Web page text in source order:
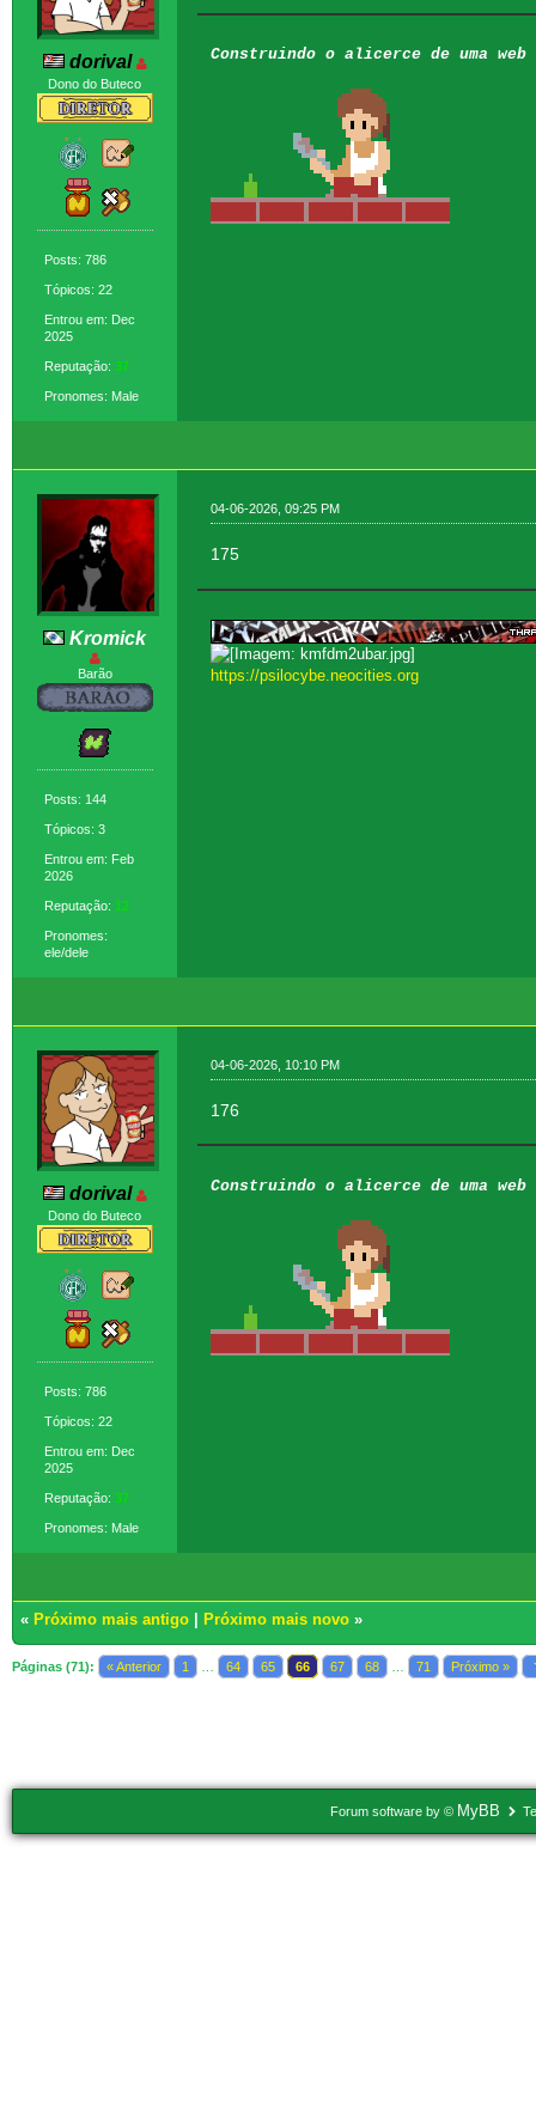
dorival
Dono do Buteco
Posts: 786
Tópicos: 22
Entrou em: Dec
2025
Reputação: 37
Pronomes: Male
Construindo o alicerce de uma
Kromick
Barão
Posts: 144
Tópicos: 3
Entrou em: Feb
2026
Reputação: 12
Pronomes:
ele/dele
04-06-2026, 09:25 PM
175
https://psilocybe.neocities.org
dorival
Dono do Buteco
Posts: 786
Tópicos: 22
Entrou em: Dec
2025
Reputação: 37
Pronomes: Male
04-06-2026, 10:10 PM
176
Construindo o alicerce de uma
« Próximo mais antigo Próximo mais novo »
Páginas (71): « Anterior 1 64 65 66 67 68 71 Próximo »
Forum software by © MyBB